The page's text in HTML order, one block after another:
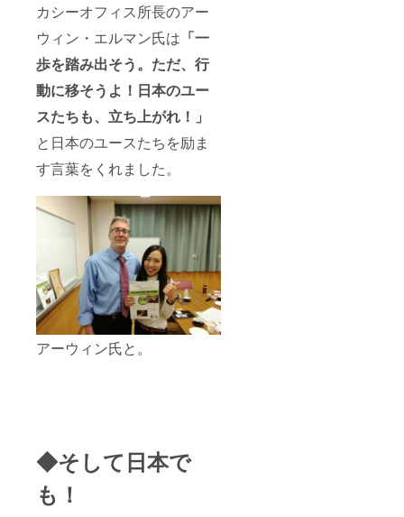
カシーオフィス所長のアー
ウィン・エルマン氏は 「一
歩を踏み出そう。ただ、行
動に移そうよ！日本のユー
スたちも、立ち上がれ！」
と日本のユースたちを励ま
す言葉をくれました。
アーウィン氏と。
◆そして日本で
も！